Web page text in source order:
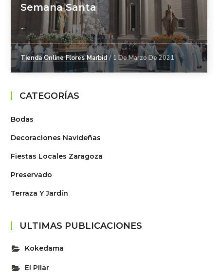
Semana Santa
...
Tienda Online Flores Marbid 1 De Marzo De 2021
CATEGORÍAS
Bodas
Decoraciones Navideñas
Fiestas Locales Zaragoza
Preservado
Terraza Y Jardín
ULTIMAS PUBLICACIONES
Kokedama
El Pilar